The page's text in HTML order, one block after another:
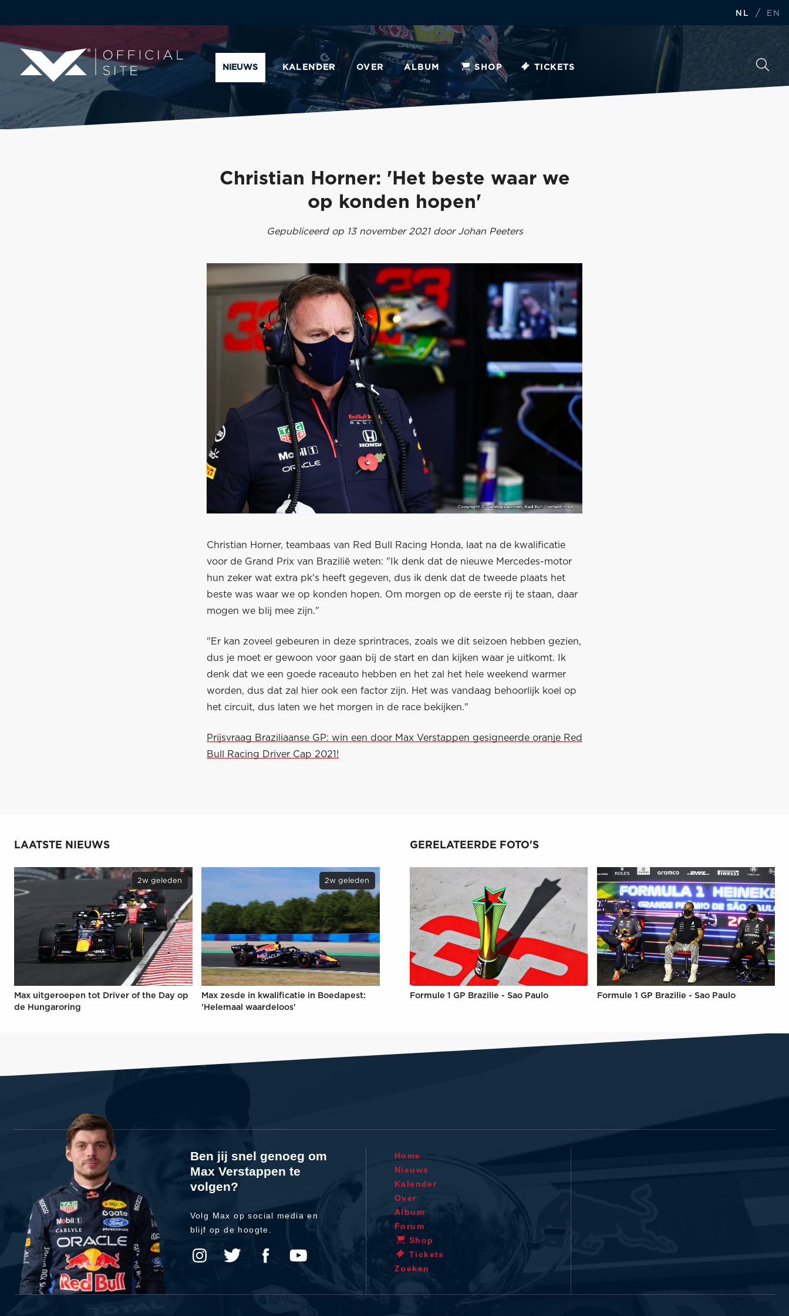
NL / EN
NIEUWS KALENDER OVER ALBUM SHOP TICKETS
Christian Horner: 'Het beste waar we
op konden hopen'
Gepubliceerd op 13 november 2021 door Johan Peeters
Christian Horner, teambaas van Red Bull Racing Honda, laat na de kwalificatie
voor de Grand Prix van Brazilië weten: "Ik denk dat de nieuwe Mercedes-motor
hun zeker wat extra pk's heeft gegeven, dus ik denk dat de tweede plaats het
beste was waar we op konden hopen. Om morgen op de eerste rij te staan, daar
mogen we blij mee zijn."
"Er kan zoveel gebeuren in deze sprintraces, zoals we dit seizoen hebben gezien,
dus je moet er gewoon voor gaan bij de start en dan kijken waar je uitkomt. Ik
denk dat we een goede raceauto hebben en het zal het hele weekend warmer
worden, dus dat zal hier ook een factor zijn. Het was vandaag behoorlijk koel op
het circuit, dus laten we het morgen in de race bekijken."
Prijsvraag Braziliaanse GP: win een door Max Verstappen gesigneerde oranje Red
Bull Racing Driver Cap 2021!
LAATSTE NIEUWS
2w geleden
Max uitgeroepen tot Driver of the Day op
de Hungaroring
2w geleden
Max zesde in kwalificatie in Boedapest:
'Helemaal waardeloos'
GERELATEERDE FOTO'S
Formule 1 GP Brazilie - Sao Paulo Formule 1 GP Brazilie - Sao Paulo
Ben jij snel genoeg om
Max Verstappen te
volgen?
Volg Max op social media en
blijf op de hoogte.
Home
Nieuws
Kalender
Over
Album
Forum
Shop
Tickets
Zoeken